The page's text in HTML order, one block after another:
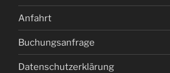
Anfahrt
Buchungsanfrage
Datenschutzerklärung